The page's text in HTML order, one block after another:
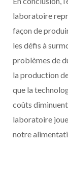
laboratoire
façon de
les défis à
problèmes de
la production
que la
coûts
laboratoire
notre